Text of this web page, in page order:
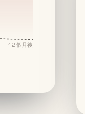
12 個月後